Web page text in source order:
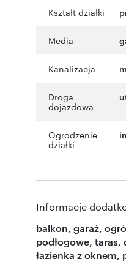
Kształt działki
Media
Kanalizacja
Droga
dojazdowa
Ogrodzenie
działki
Informacje
balkon, garaż,
podłogowe, taras,
łazienka z oknem,